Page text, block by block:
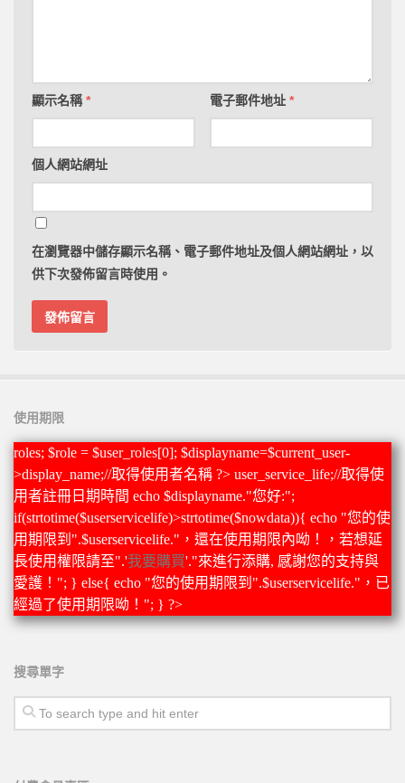
顯示名稱* 電子郵件地址 *
個人網站網址
在瀏覽器中儲存顯示名稱、電子郵件地址及個人網站網址，以
供下次發佈留言時使用。
使用期限
roles; $role = $user_roles[0]; $displayname=$current_user-
>display_name;//取得使用者名稱 ?> user_service_life;//取得使
用者註冊日期時間 echo $displayname."您好:";
if(strtotime($userservicelife)>strtotime($nowdata)){ echo "您的使
用期限到".$userservicelife."，還在使用期限內呦！，若想延
長使用權限請至".'我要購買'."來進行添購, 感謝您的支持與
愛護！"; } else{ echo "您的使用期限到".$userservicelife."，已
經過了使用期限呦！"; } ?>
搜尋單字